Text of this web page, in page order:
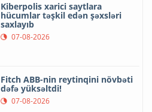
Kiberpolis xarici saytlara
hücumlar təşkil edən şəxsləri
saxlayıb
07-08-2026
Fitch ABB-nin reytinqini növbəti
dəfə yüksəltdi!
07-08-2026